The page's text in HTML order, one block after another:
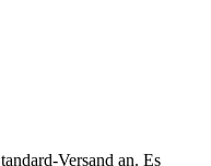
Versand an. Es